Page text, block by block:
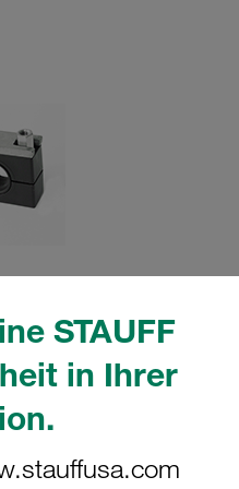
STAUFF
in Ihrer
Veranschaulichung und kann vom